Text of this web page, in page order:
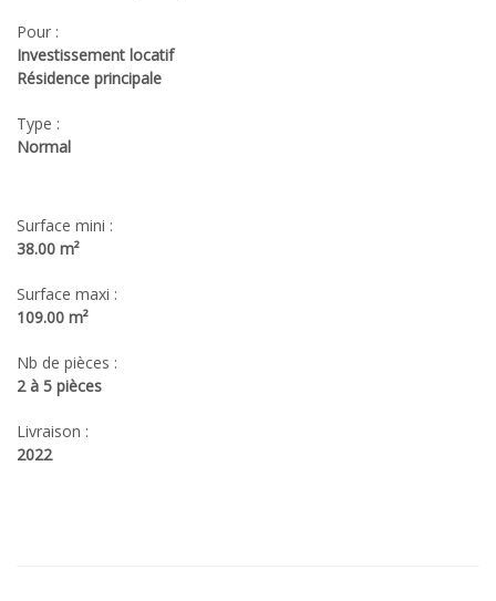
Pour :
Investissement locatif
Résidence principale
Type :
Normal
Surface mini :
38.00 m²
Surface maxi :
109.00 m²
Nb de pièces :
2 à 5 pièces
Livraison :
2022